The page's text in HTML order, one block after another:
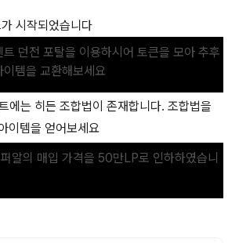
시작되었습니다
던전 포탈을 이용하시어 토큰을 모아 추후
템을 교환해보세요
에는 히든 조합법이 존재합니다. 조합법을
이템을 얻어보세요
알의 매입 가격을 50만LP로 인하하였습니